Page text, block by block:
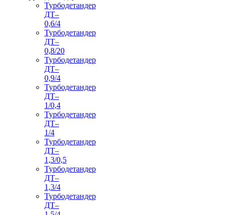
Турбодетандер
ДТ–
0,6/4
Турбодетандер
ДТ–
0,8/20
Турбодетандер
ДТ–
0,9/4
Турбодетандер
ДТ–
1/0,4
Турбодетандер
ДТ–
1/4
Турбодетандер
ДТ–
1,3/0,5
Турбодетандер
ДТ–
1,3/4
Турбодетандер
ДТ–